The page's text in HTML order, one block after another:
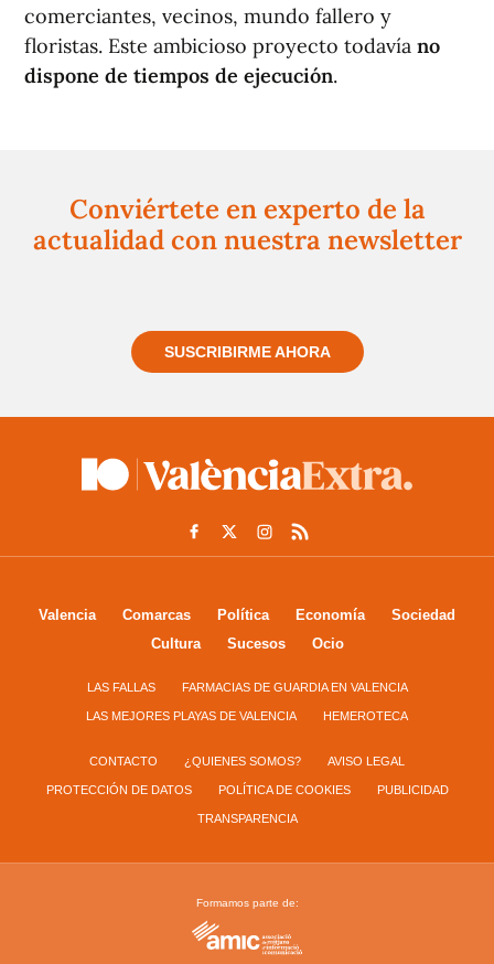
comerciantes, vecinos, mundo fallero y
floristas. Este ambicioso proyecto todavía no
dispone de tiempos de ejecución.
Conviértete en experto de la
actualidad con nuestra newsletter
SUSCRIBIRME AHORA
Valencia Comarcas Política Economía
Sociedad
Cultura
Sucesos Ocio
LAS FALLAS FARMACIAS DE GUARDIA EN VALENCIA
LAS MEJORES PLAYAS DE VALENCIA HEMEROTECA
CONTACTO ¿QUIENES SOMOS? AVISO LEGAL
PROTECCIÓN DE DATOS POLÍTICA DE COOKIES PUBLICIDAD
TRANSPARENCIA
Formamos parte de: